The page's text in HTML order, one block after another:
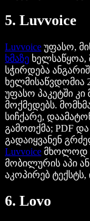
5. Luvvoice
Luvvoice უფასო,
ხმაზე ხელსაწყოა,
სჭირდება
ხელმისაწვდომია
უფასო პაკეტში
მოქმედებს.
სიჩქარე,
გამოთქმა; PDF
გადაიყვანენ
Luvvoice მხოლოდ
მობილურის აპი
აკოპირებ ტექსტს,
6. Lovo